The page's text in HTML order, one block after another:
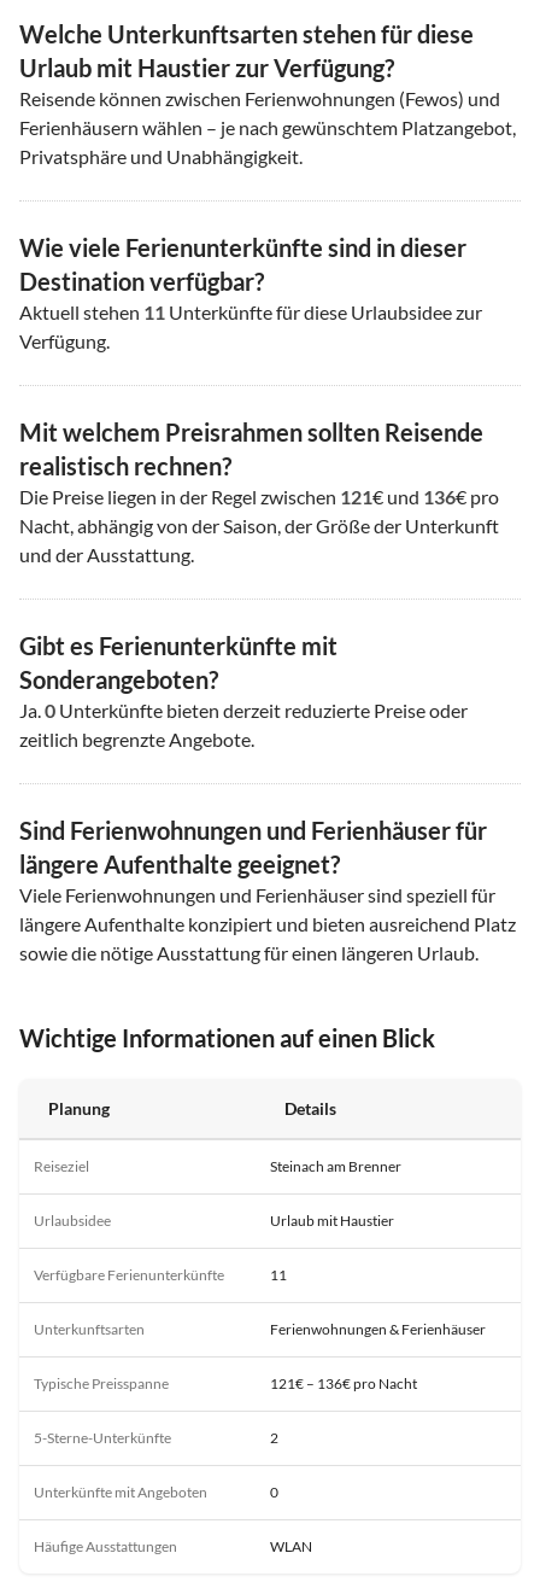
Welche Unterkunftsarten stehen für diese
Urlaub mit Haustier zur Verfügung?
Reisende können zwischen Ferienwohnungen (Fewos) und
Ferienhäusern wählen – je nach gewünschtem Platzangebot,
Privatsphäre und Unabhängigkeit.
Wie viele Ferienunterkünfte sind in dieser
Destination verfügbar?
Aktuell stehen 11 Unterkünfte für diese Urlaubsidee zur
Verfügung.
Mit welchem Preisrahmen sollten Reisende
realistisch rechnen?
Die Preise liegen in der Regel zwischen 121€ und 136€ pro
Nacht, abhängig von der Saison, der Größe der Unterkunft
und der Ausstattung.
Gibt es Ferienunterkünfte mit
Sonderangeboten?
Ja.0 Unterkünfte bieten derzeit reduzierte Preise oder
zeitlich begrenzte Angebote.
Sind Ferienwohnungen und Ferienhäuser für
längere Aufenthalte geeignet?
Viele Ferienwohnungen und Ferienhäuser sind speziell für
längere Aufenthalte konzipiert und bieten ausreichend Platz
sowie die nötige Ausstattung für einen längeren Urlaub.
Wichtige Informationen auf einen Blick
Planung Details
Reiseziel Steinach am Brenner
Urlaubsidee Urlaub mit Haustier
Verfügbare Ferienunterkünfte 11
Unterkunftsarten Ferienwohnungen & Ferienhäuser
Typische Preisspanne 121€ – 136€ pro Nacht
5-Sterne-Unterkünfte 2
Unterkünfte mit Angeboten 0
Häufige Ausstattungen WLAN